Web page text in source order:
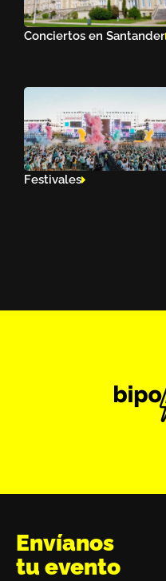
Conciertos en Santander
Festivales
Envíanos
tu evento